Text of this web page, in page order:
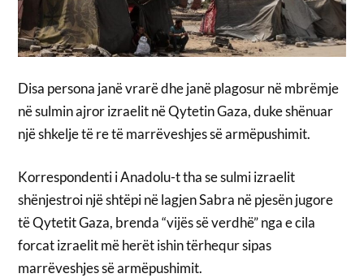
Disa persona janë vrarë dhe janë plagosur në mbrëmje
në sulmin ajror izraelit në Qytetin Gaza, duke shënuar
një shkelje të re të marrëveshjes së armëpushimit.
Korrespondenti i Anadolu-t tha se sulmi izraelit
shënjestroi një shtëpi në lagjen Sabra në pjesën jugore
të Qytetit Gaza, brenda “vijës së verdhë” nga e cila
forcat izraelit më herët ishin tërhequr sipas
marrëveshjes së armëpushimit.